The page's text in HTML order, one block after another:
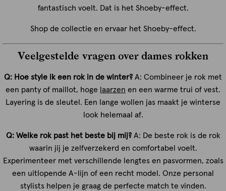
fantastisch voelt. Dat is het Shoeby-effect.
Shop de collectie en ervaar het Shoeby-effect.
Veelgestelde vragen over dames rokken
Q: Hoe style ik een rok in de winter? A: Combineer je rok met
een panty of maillot, hoge laarzen en een warme trui of vest.
Layering is de sleutel. Een lange wollen jas maakt je winterse
look helemaal af.
Q: Welke rok past het beste bij mij?A: De beste rok is de rok
waarin jij je zelfverzekerd en comfortabel voelt.
Experimenteer met verschillende lengtes en pasvormen, zoals
een uitlopende A-lijn of een recht model. Onze personal
stylists helpen je graag de perfecte match te vinden.